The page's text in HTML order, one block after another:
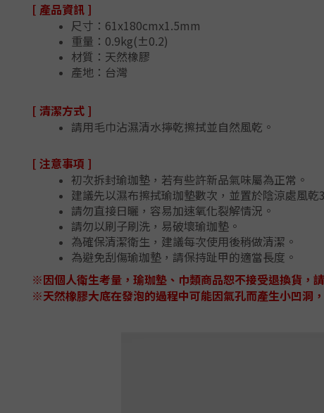
[ 產品資訊 ]
尺寸：61x180cmx1.5mm
重量：0.9kg(±0.2)
材質：天然橡膠
產地：台灣
[ 清潔方式 ]
請用毛巾沾濕清水擰乾擦拭並自然風乾。
[ 注意事項 ]
初次拆封瑜珈墊，若有些許新品氣味屬為正常。
建議先以濕布擦拭瑜珈墊數次，並置於陰涼處風乾
請勿直接日曬，容易加速氧化裂解情況。
請勿以刷子刷洗，易破壞瑜珈墊。
為確保清潔衛生，建議每次使用後稍做清潔。
為避免刮傷瑜珈墊，請保持趾甲的適當長度。
※因個人衛生考量，瑜珈墊、巾類商品恕不接受退換貨，
※天然橡膠大底在發泡的過程中可能因氣孔而產生小凹洞